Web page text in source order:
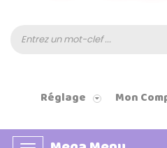
Réglage Mon